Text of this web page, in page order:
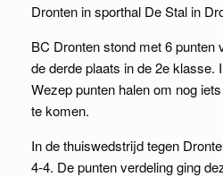
Dronten in sporthal De Stal in
BC Dronten stond met 6 punten
de derde plaats in de 2e klasse.
Wezep punten halen om nog
te komen.
In de thuiswedstrijd tegen
4-4. De punten verdeling ging